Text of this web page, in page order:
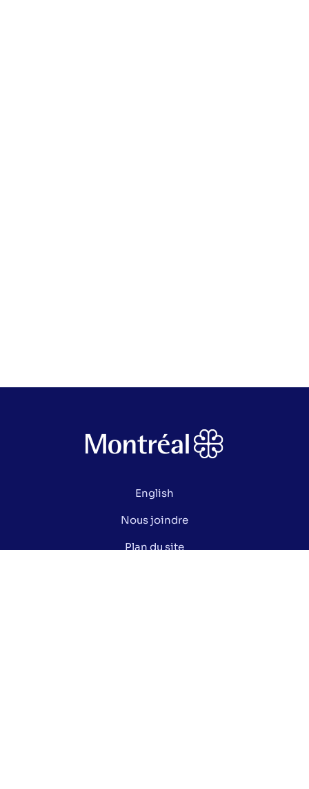
English
Nous joindre
Plan du site